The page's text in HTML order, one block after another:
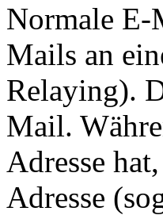
Normale E-
Mails an
Relaying).
Mail.
Adresse
Adresse